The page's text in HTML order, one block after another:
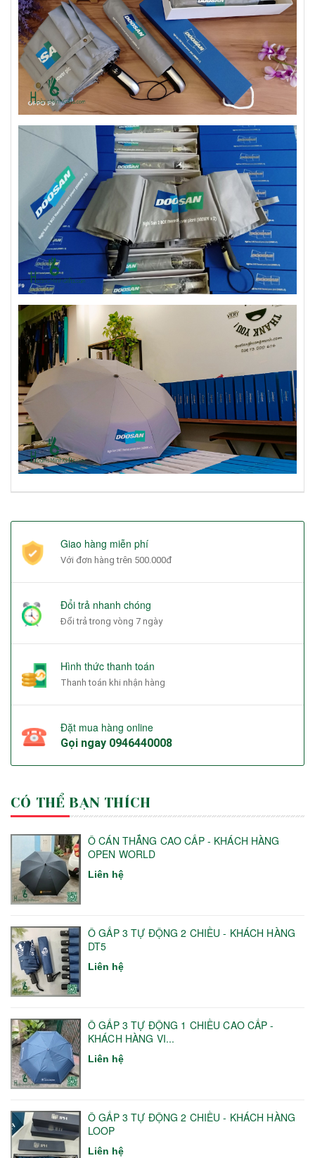
Giao hàng miễn phí
Với đơn hàng trên 500.000đ
Đổi trả nhanh chóng
Đổi trả trong vòng 7 ngày
Hình thức thanh toán
Thanh toán khi nhận hàng
Đặt mua hàng online
Gọi ngay 0946440008
CÓ THỂ BẠN THÍCH
Ô CÁN THẲNG CAO CẤP - KHÁCH HÀNG
OPEN WORLD
Liên hệ
Ô GẤP 3 TỰ ĐỘNG 2 CHIỀU - KHÁCH HÀNG
DT5
Liên hệ
Ô GẤP 3 TỰ ĐỘNG 1 CHIỀU CAO CẤP -
KHÁCH HÀNG VI...
Liên hệ
Ô GẤP 3 TỰ ĐỘNG 2 CHIỀU - KHÁCH HÀNG
LOOP
Liên hệ